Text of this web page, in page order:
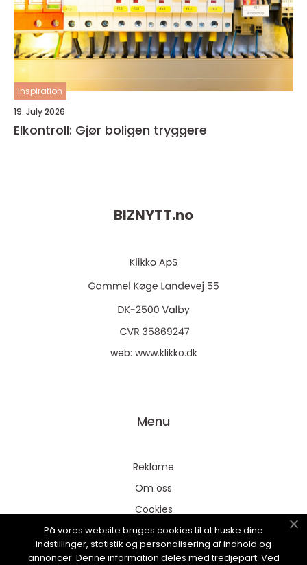
inspiration
19. July 2026
Elkontroll: Gjør boligen tryggere
BIZNYTT.no
web: www.klikko.dk
Menu
Reklame
Om oss
Cookies
Kontakt Oss
Sitemap
På vores website bruges cookies til at huske dine
indstillinger, statistik og personalisering af indhold og
annoncer. Denne information deles med tredjepart. Ved